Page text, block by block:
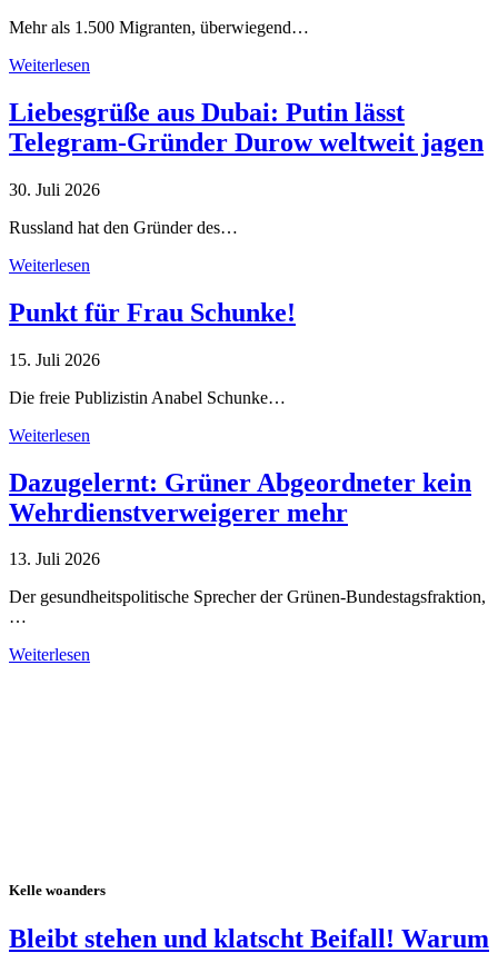
Mehr als 1.500 Migranten, überwiegend…
Weiterlesen
Liebesgrüße aus Dubai: Putin lässt
Telegram-Gründer Durow weltweit jagen
30. Juli 2026
Russland hat den Gründer des…
Weiterlesen
Punkt für Frau Schunke!
15. Juli 2026
Die freie Publizistin Anabel Schunke…
Weiterlesen
Dazugelernt: Grüner Abgeordneter kein
Wehrdienstverweigerer mehr
13. Juli 2026
Der gesundheitspolitische Sprecher der Grünen-Bundestagsfraktion,
…
Weiterlesen
Kelle woanders
Bleibt stehen und klatscht Beifall! Warum